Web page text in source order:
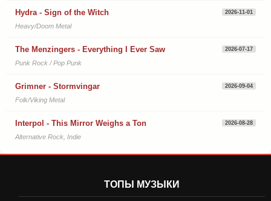
Hydra - Sign of the Witch 2026-11-01
Heavy/Doom Metal
The Menzingers - Everything I Ever Saw 2026-07-17
Punk Rock / Pop Punk
Grimner - Stormvingar 2026-09-04
Folk/Viking Metal
Interpol - This Mirror Weighs a Ton 2026-08-28
Alternative Rock, Indie
ТОПЫ МУЗЫКИ